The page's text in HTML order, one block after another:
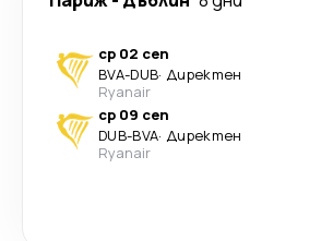
ср 02 сеп
BVA-DUB· Директен
Ryanair
ср 09 сеп
DUB-BVA· Директен
Ryanair